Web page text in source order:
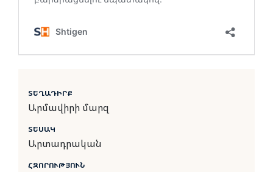
ՏԵՂԱԴԻՐՔ
Արմավիրի մարզ
ՏԵՍԱԿ
Արտադրական
ՀԶՈՐՈՒԹՅՈՒՆ